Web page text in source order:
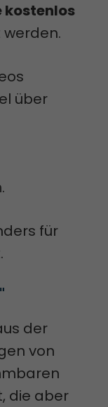
über
für
der
von
die aber